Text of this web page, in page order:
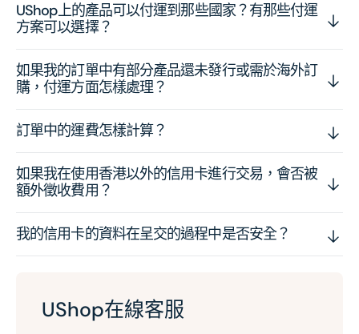
UShop上的產品可以付運到那些國家？有那些付運
方案可以選擇？
如果我的訂單中有部分產品還未發行或需於海外訂
購，付運方面怎樣處理？
訂單中的運費怎樣計算？
如果我在使用香港以外的信用卡進行交易，會否被
額外徵收費用？
我的信用卡的資料在呈交的過程中是否安全？
UShop在線客服